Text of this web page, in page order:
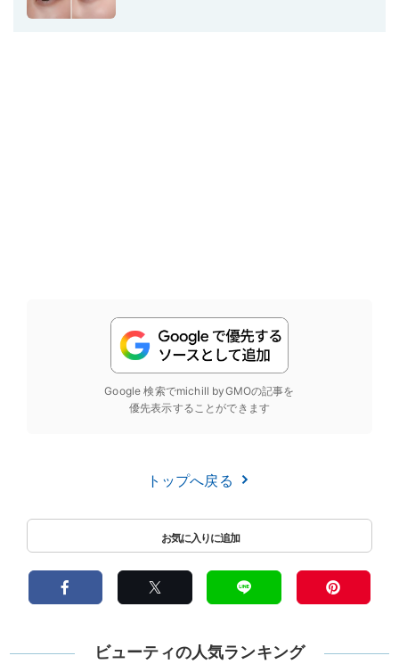
Google 検索でmichill byGMOの記事を
優先表示することができます
トップへ戻る
ビューティの人気ランキング